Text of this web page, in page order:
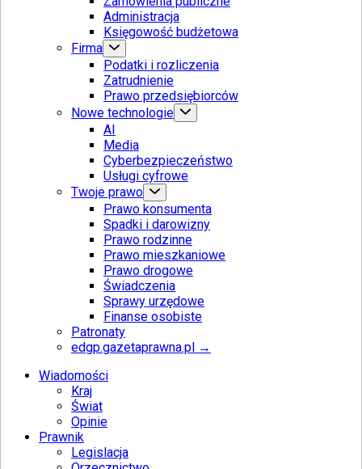
Administracja
Księgowość budżetowa
Firma
Podatki i rozliczenia
Zatrudnienie
Prawo przedsiębiorców
Nowe technologie
AI
Media
Cyberbezpieczeństwo
Usługi cyfrowe
Twoje prawo
Prawo konsumenta
Spadki i darowizny
Prawo rodzinne
Prawo mieszkaniowe
Prawo drogowe
Świadczenia
Sprawy urzędowe
Finanse osobiste
Patronaty
edgp.gazetaprawna.pl →
Wiadomości
Kraj
Świat
Opinie
Prawnik
Legislacja